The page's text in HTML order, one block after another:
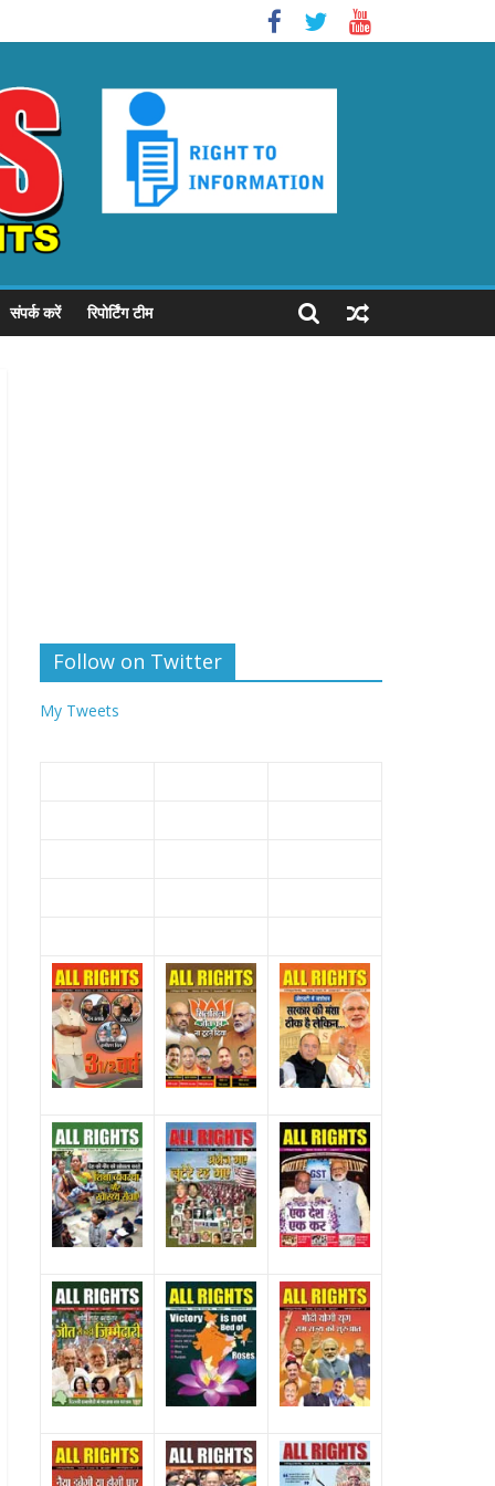
संपर्क करें रिपोर्टिंग टीम
Follow on Twitter
My Tweets